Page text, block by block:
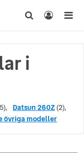
i
Datsun 260Z (2),
övriga modeller